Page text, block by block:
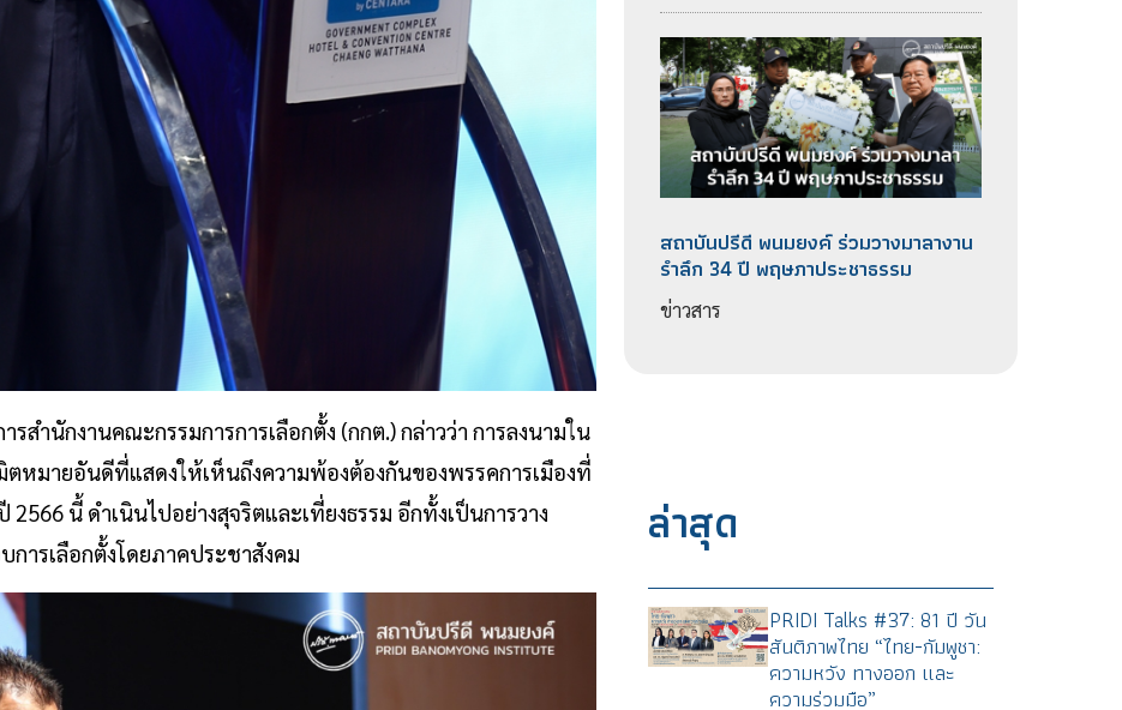
ารสำนักงานคณะกรรมการการเลือกตั้ง (กกต.) กล่าวว่า การลงนามใน
ตหมายอันดีที่แสดงให้เห็นถึงความพ้องต้องกันของพรรคการเมืองที่
2566 นี้ ดำเนินไปอย่างสุจริตและเที่ยงธรรม อีกทั้งเป็นการวาง
ารเลือกตั้งโดยภาคประชาสังคม
สถาบันปรีดี​ พนม​ยงค์ ร่วมวางมาลางาน​
รำลึก 34 ปี พฤษภา​ประชา​ธรรม​
ข่าวสาร
ล่าสุด
PRIDI Talks #37: 81 ปี วัน
สันติภาพไทย “ไทย-กัมพูชา:
ความหวัง ทางออก และ
ความร่วมมือ”